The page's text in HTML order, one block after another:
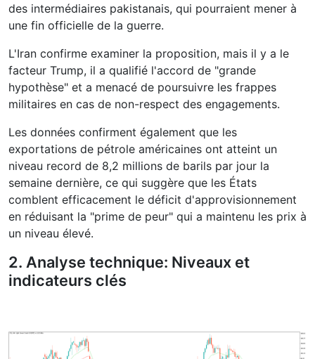
des intermédiaires pakistanais, qui pourraient mener à
une fin officielle de la guerre.
L'Iran confirme examiner la proposition, mais il y a le
facteur Trump, il a qualifié l'accord de "grande
hypothèse" et a menacé de poursuivre les frappes
militaires en cas de non-respect des engagements.
Les données confirment également que les
exportations de pétrole américaines ont atteint un
niveau record de 8,2 millions de barils par jour la
semaine dernière, ce qui suggère que les États
comblent efficacement le déficit d'approvisionnement
en réduisant la "prime de peur" qui a maintenu les prix à
un niveau élevé.
2. Analyse technique: Niveaux et
indicateurs clés